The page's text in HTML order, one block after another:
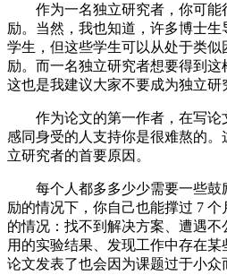
作为一名独立研究者，你可能
励。当然，我也知道，许多博士
学生，但这些学生可以从处于类
励。而一名独立研究者想要得到这
这也是我建议大家不要成为独立研
作为论文的第一作者，在写论
感同身受的人支持你是很难熬的
立研究者的首要原因。
每个人都多多少少需要一些鼓
励的情况下，你自己也能撑过 7
的情况：找不到解决方案、遭遇
用的实验结果、发现工作中存在
论文发表了也会因为课题过于小众